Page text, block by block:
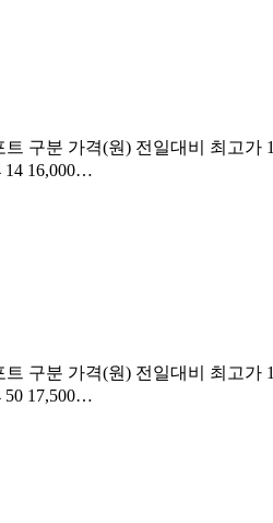
트 구분 가격(원) 전일대비 최고
14 16,000…
트 구분 가격(원) 전일대비 최고
50 17,500…